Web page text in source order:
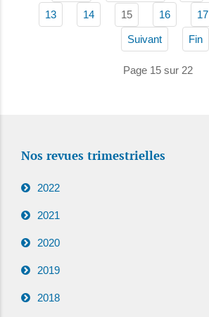
13 14 15 16 17
Suivant Fin
Page 15 sur 22
Nos revues trimestrielles
2022
2021
2020
2019
2018